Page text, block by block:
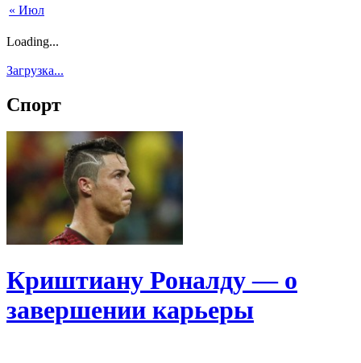
« Июл
Loading...
Загрузка...
Спорт
Криштиану Роналду — о
завершении карьеры